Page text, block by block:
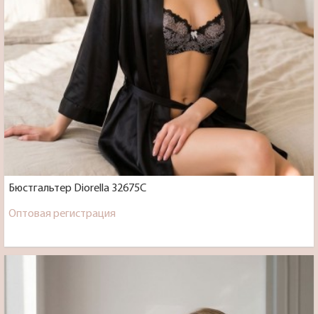
Бюстгальтер Diorella 32675C
Оптовая регистрация